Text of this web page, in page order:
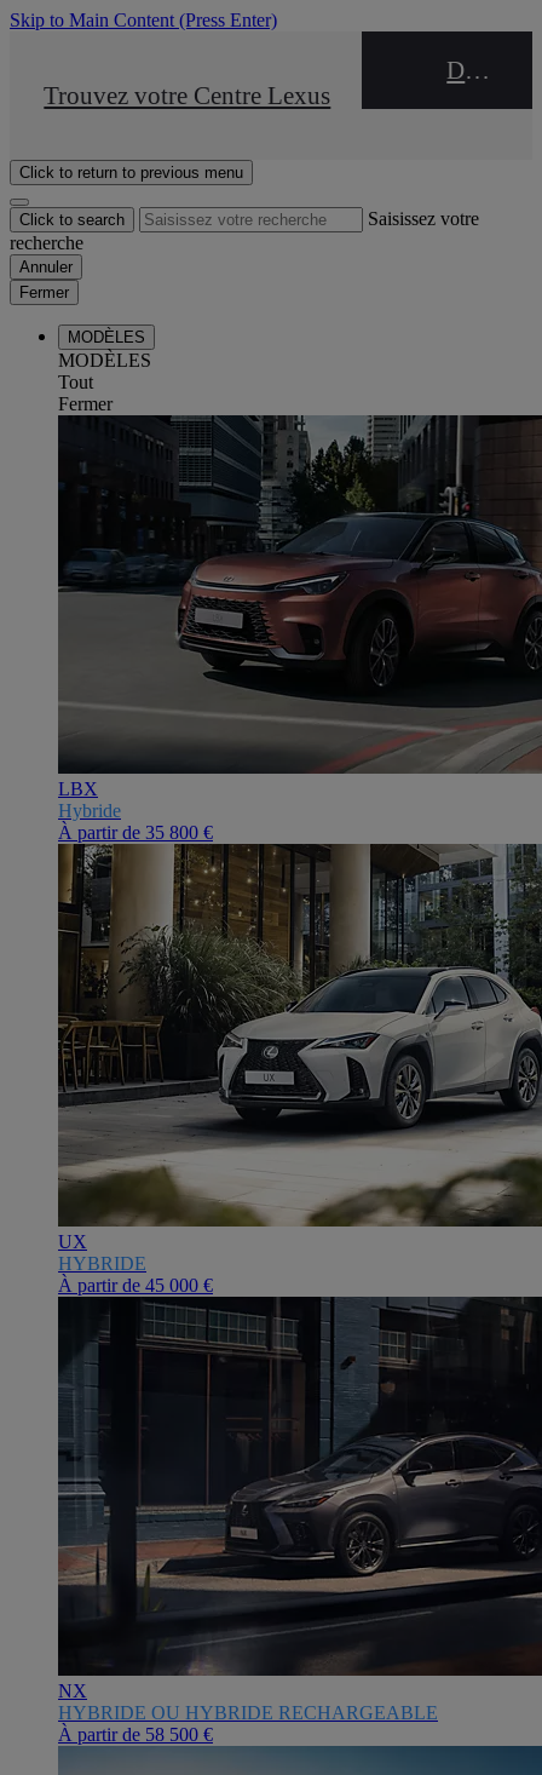
Skip to Main Content (Press Enter)
STOP DRIVE Takata
Trouvez votre Centre Lexus
DEALER NAME
Click to return to previous menu
Click to search
Saisissez votre
recherche
Annuler
Fermer
MODÈLES
MODÈLES
Tout
Fermer
LBX
Hybride
À partir de 35 800 €
UX
HYBRIDE
À partir de 45 000 €
NX
HYBRIDE OU HYBRIDE RECHARGEABLE
À partir de 58 500 €